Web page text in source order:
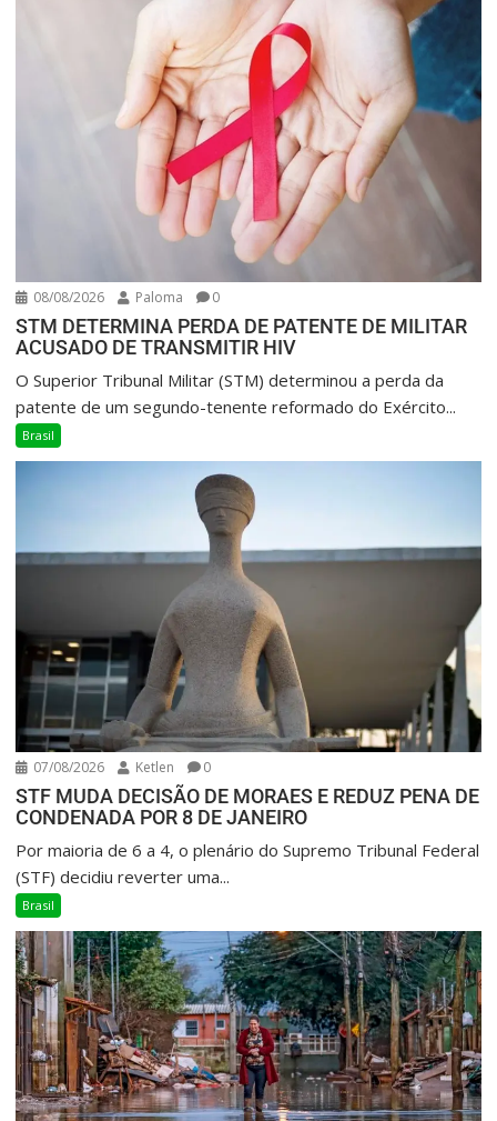
08/08/2026 Paloma 0
STM DETERMINA PERDA DE PATENTE DE MILITAR
ACUSADO DE TRANSMITIR HIV
O Superior Tribunal Militar (STM) determinou a perda da
patente de um segundo-tenente reformado do Exército...
Brasil
07/08/2026 Ketlen 0
STF MUDA DECISÃO DE MORAES E REDUZ PENA DE
CONDENADA POR 8 DE JANEIRO
Por maioria de 6 a 4, o plenário do Supremo Tribunal Federal
(STF) decidiu reverter uma...
Brasil